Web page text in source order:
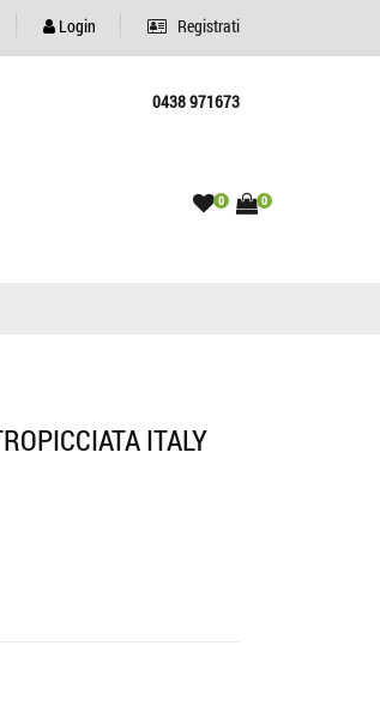
Login Registrati
0438 971673
0 0
ITALY